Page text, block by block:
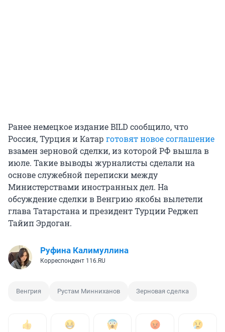
Ранее немецкое издание BILD сообщило, что
Россия, Турция и Катар готовят новое соглашение
взамен зерновой сделки, из которой РФ вышла в
июле. Такие выводы журналисты сделали на
основе служебной переписки между
Министерствами иностранных дел. На
обсуждение сделки в Венгрию якобы вылетели
глава Татарстана и президент Турции Реджеп
Тайип Эрдоган.
Руфина Калимуллина
Корреспондент 116.RU
Венгрия Рустам Минниханов Зерновая сделка